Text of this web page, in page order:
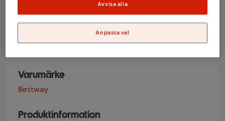
Simring 56cm
Stitch Bestway
Varumärke
Bestway
Produktinformation
Avvisa alla
Anpassa val